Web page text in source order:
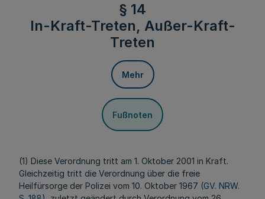
§ 14
In-Kraft-Treten, Außer-Kraft-
Treten
Mehr
Fußnoten
(1) Diese Verordnung tritt am 1. Oktober 2001 in Kraft.
Gleichzeitig tritt die Verordnung über die freie
Heilfürsorge der Polizei vom 10. Oktober 1967 (GV. NRW.